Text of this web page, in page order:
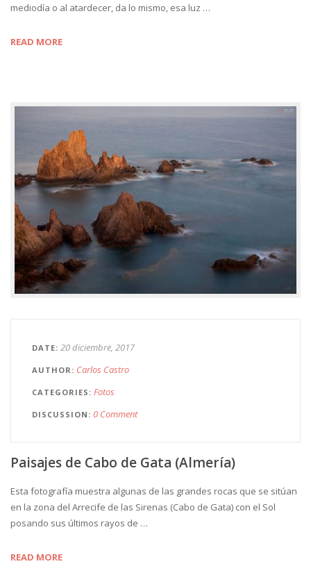
mediodía o al atardecer, da lo mismo, esa luz …
READ MORE
DATE 20 diciembre, 2017
AUTHOR Carlos Castro
CATEGORIES Fotos
DISCUSSION 0 Comment
Paisajes de Cabo de Gata (Almería)
Esta fotografía muestra algunas de las grandes rocas que se sitúan
en la zona del Arrecife de las Sirenas (Cabo de Gata) con el Sol
posando sus últimos rayos de …
READ MORE